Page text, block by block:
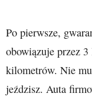
Po pierwsze,
obowiązuje przez
kilometrów. Nie
jeździsz. Auta